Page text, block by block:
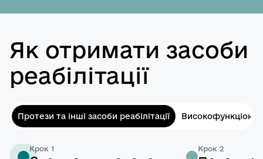
вкладиші із силіконової або
комплект чохлів для кукс верхніх
та нижніх кінцівок;
сидіння для ванни, сидіння для
душу, табурети та стільці для
Як отримати засоби
реабілітації
Протези та інші засоби реабілітації
Крок 1 Крок 2